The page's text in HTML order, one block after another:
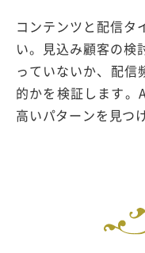
コンテンツと配信タ
い。見込み顧客の検
っていないか、配信
的かを検証します
高いパターンを見つ